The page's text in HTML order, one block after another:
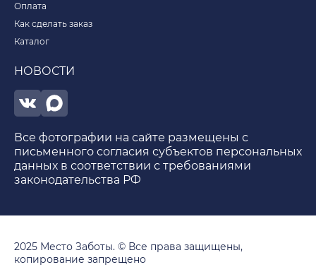
Оплата
Как сделать заказ
Каталог
НОВОСТИ
Все фотографии на сайте размещены с
письменного согласия субъектов персональных
данных в соответствии с требованиями
законодательства РФ
2025 Место Заботы. © Все права защищены,
копирование запрещено